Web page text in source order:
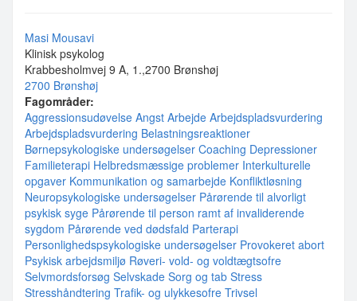
Masi Mousavi
Klinisk psykolog
Krabbesholmvej 9 A, 1.,2700 Brønshøj
2700 Brønshøj
Fagområder:
Aggressionsudøvelse Angst Arbejde Arbejdspladsvurdering
Arbejdspladsvurdering Belastningsreaktioner
Børnepsykologiske undersøgelser Coaching Depressioner
Familieterapi Helbredsmæssige problemer Interkulturelle
opgaver Kommunikation og samarbejde Konfliktløsning
Neuropsykologiske undersøgelser Pårørende til alvorligt
psykisk syge Pårørende til person ramt af invaliderende
sygdom Pårørende ved dødsfald Parterapi
Personlighedspsykologiske undersøgelser Provokeret abort
Psykisk arbejdsmiljø Røveri- vold- og voldtægtsofre
Selvmordsforsøg Selvskade Sorg og tab Stress
Stresshåndtering Trafik- og ulykkesofre Trivsel